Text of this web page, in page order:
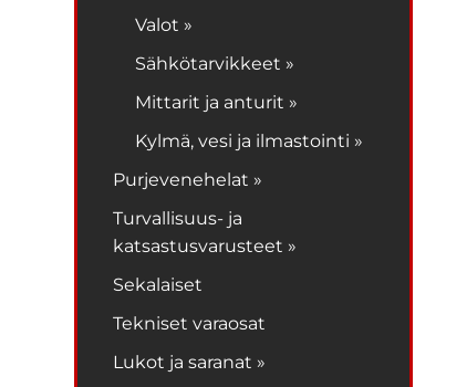
Valot »
Sähkötarvikkeet »
Mittarit ja anturit »
Kylmä, vesi ja ilmastointi »
Purjevenehelat »
Turvallisuus- ja
katsastusvarusteet »
Sekalaiset
Tekniset varaosat
Lukot ja saranat »